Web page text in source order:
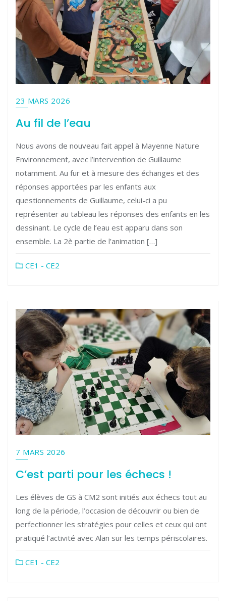
23 MARS 2026
Au fil de l’eau
Nous avons de nouveau fait appel à Mayenne Nature
Environnement, avec l’intervention de Guillaume
notamment. Au fur et à mesure des échanges et des
réponses apportées par les enfants aux
questionnements de Guillaume, celui-ci a pu
représenter au tableau les réponses des enfants en les
dessinant. Le cycle de l’eau est apparu dans son
ensemble. La 2è partie de l’animation […]
CE1 - CE2
7 MARS 2026
C’est parti pour les échecs !
Les élèves de GS à CM2 sont initiés aux échecs tout au
long de la période, l’occasion de découvrir ou bien de
perfectionner les stratégies pour celles et ceux qui ont
pratiqué l’activité avec Alan sur les temps périscolaires.
CE1 - CE2